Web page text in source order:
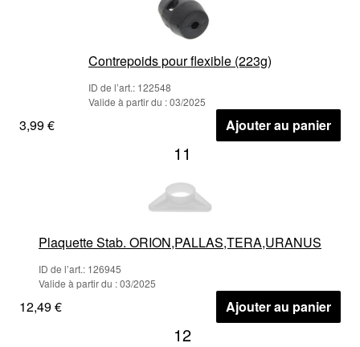
Contrepoids pour flexible (223g)
ID de l’art.: 122548
Valide à partir du : 03/2025
3,99 € Ajouter au panier
11
Plaquette Stab. ORION,PALLAS,TERA,URANUS
ID de l’art.: 126945
Valide à partir du : 03/2025
12,49 € Ajouter au panier
12